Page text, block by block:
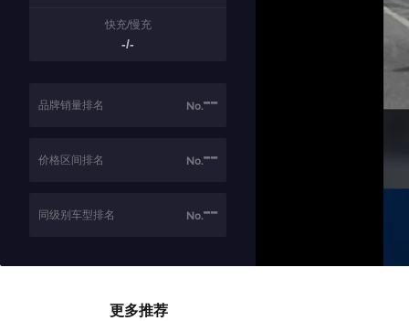
快充/慢充
-/-
品牌销量排名 No.--
价格区间排名 No.--
同级别车型排名 No.--
更多推荐